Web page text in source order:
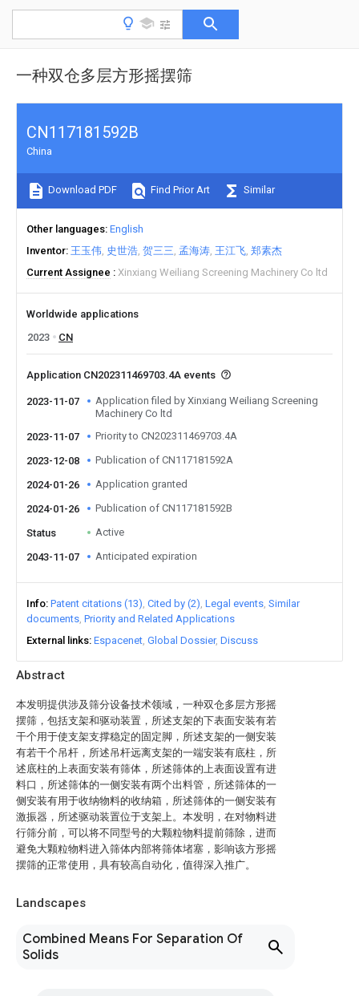
一种双仓多层方形摇摆筛
Abstract
本发明提供涉及筛分设备技术领域，一种双仓多层方形摇
摆筛，包括支架和驱动装置，所述支架的下表面安装有若
干个用于使支架支撑稳定的固定脚，所述支架的一侧安装
有若干个吊杆，所述吊杆远离支架的一端安装有底柱，所
述底柱的上表面安装有筛体，所述筛体的上表面设置有进
料口，所述筛体的一侧安装有两个出料管，所述筛体的一
侧安装有用于收纳物料的收纳箱，所述筛体的一侧安装有
激振器，所述驱动装置位于支架上。本发明，在对物料进
行筛分前，可以将不同型号的大颗粒物料提前筛除，进而
避免大颗粒物料进入筛体内部将筛体堵塞，影响该方形摇
摆筛的正常使用，具有较高自动化，值得深入推广。
Landscapes
Combined Means For Separation Of
Solids
CN117181592B
China
Download PDF Find Prior Art Similar
Other languages English
Inventor 王玉伟 史世浩 贺三三 孟海涛 王江飞 郑素杰
Current Assignee
Xinxiang Weiliang Screening Machinery Co ltd
Worldwide applications
2023
CN
Application CN202311469703.4A events
2023-11-07
Application filed by Xinxiang Weiliang Screening
Machinery Co ltd
2023-11-07
Priority to CN202311469703.4A
2023-12-08 Publication of CN117181592A
2024-01-26 Application granted
2024-01-26 Publication of CN117181592B
Status Active
2043-11-07 Anticipated expiration
Info Patent citations (13) Cited by (2) Legal events Similar
documents Priority and Related Applications
External links Espacenet Global Dossier Discuss